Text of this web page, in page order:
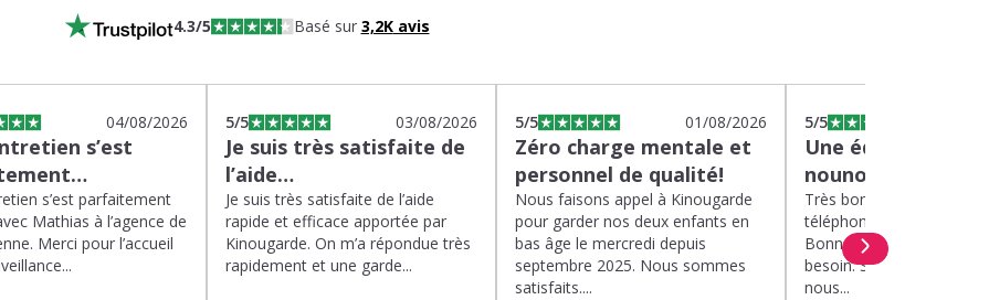
4.3/5 Basé sur 3,2Kavis
04/08/2026
s’est
s’est parfaitement
Mathias à l’agence de
Merci pour l’accueil
5/5 03/08/2026
Je suis très satisfaite de
l’aide…
Je suis très satisfaite de l’aide
rapide et efficace apportée par
Kinougarde. On m’a répondue très
rapidement et une garde...
5/5 01/08/2026
Zéro charge mentale et
personnel de qualité!
Nous faisons appel à Kinougarde
pour garder nos deux enfants en
bas âge le mercredi depuis
septembre 2025. Nous sommes
satisfaits....
5/5
Une équipe
nounou parfaite!
Très bons interlocuteurs
téléphone. Rapidité.
Bonne compréhension
besoin. Soucis du détail.
nous...